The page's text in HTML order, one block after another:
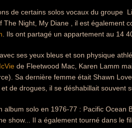
de certains solos vocaux du groupe
The Night, My Diane , il est
. Ils ont partagé un appartement au 14
ses yeux bleus et son physique
de Fleetwood Mac, Karen Lamm
Sa dernière femme était Shawn
de drogues, il se déshabillait souvent
album solo en 1976-77 : Pacific Ocean
show... Il a également tourné dans le